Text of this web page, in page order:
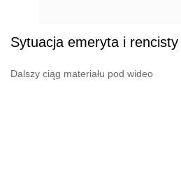
Sytuacja emeryta i rencisty
Dalszy ciąg materiału pod wideo